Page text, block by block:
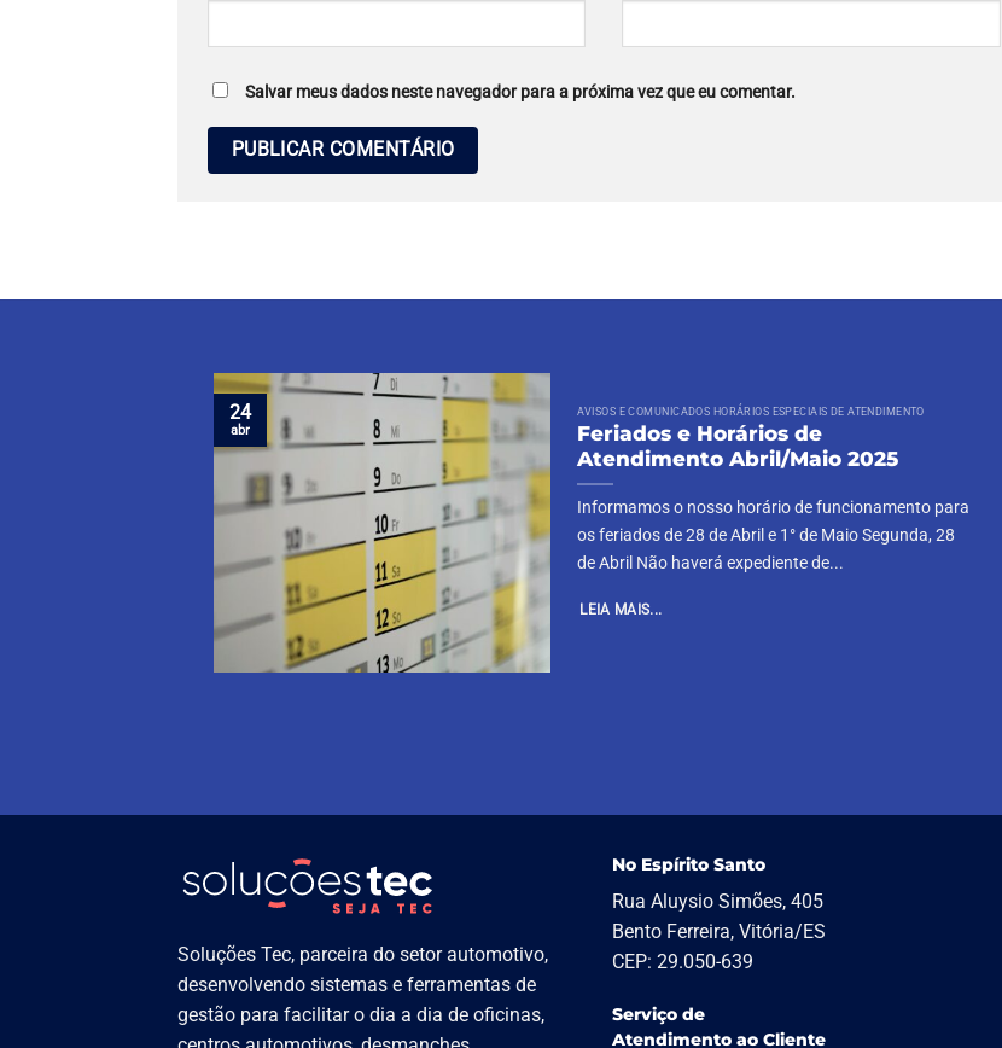
Salvar meus dados neste navegador para a próxima vez que eu comentar.
AVISOS E COMUNICADOS HORÁRIOS ESPECIAIS DE ATENDIMENTO
Feriados e Horários de
Atendimento Abril/Maio 2025
Informamos o nosso horário de funcionamento para
os feriados de 28 de Abril e 1° de Maio Segunda, 28
de Abril Não haverá expediente de...
LEIA MAIS...
24
abr
Soluções Tec, parceira do setor automotivo,
desenvolvendo sistemas e ferramentas de
gestão para facilitar o dia a dia de oficinas,
No Espírito Santo
Rua Aluysio Simões, 405
Bento Ferreira, Vitória/ES
CEP: 29.050-639
Serviço de
Atendimento ao Cliente